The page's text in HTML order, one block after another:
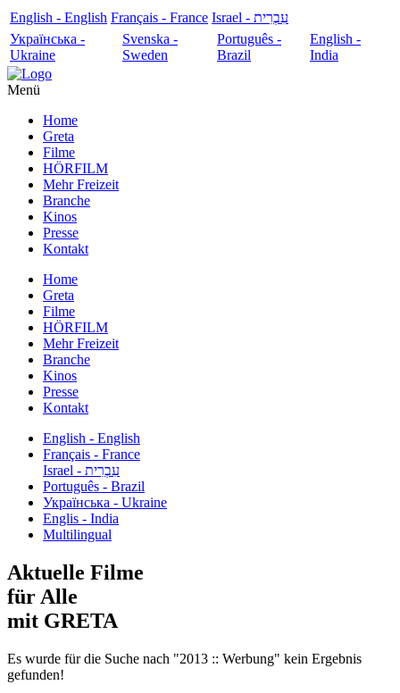
English - English Français - France
עִבְרִית - Israel
Українська -
Ukraine
Svenska -
Sweden
Português -
Brazil
English -
India
Menü
Home
Greta
Filme
HÖRFILM
Mehr Freizeit
Branche
Kinos
Presse
Kontakt
Home
Greta
Filme
HÖRFILM
Mehr Freizeit
Branche
Kinos
Presse
Kontakt
English - English
Français - France
עִבְרִית - Israel
Português - Brazil
Українська - Ukraine
Englis - India
Multilingual
Aktuelle Filme
für Alle
mit GRETA
Es wurde für die Suche nach "2013 :: Werbung" kein Ergebnis
gefunden!